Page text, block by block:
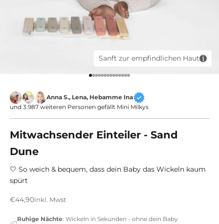
Sanft zur empfindlichen Haut
Gehe zu Element 1
Gehe zu Element 2
Gehe zu Element 3
Gehe zu Element 4
Gehe zu Element 5
Gehe zu Element 6
Gehe zu Element 7
Gehe zu Element 8
Gehe zu Element 9
Gehe zu Element 10
Gehe zu Element 11
Gehe zu Element 12
Gehe zu Element 13
Gehe zu Element 14
Anna S., Lena, Hebamme Ina
und 3.987 weiteren Personen gefällt Mini Milkys
Mitwachsender Einteiler - Sand
Dune
🤍 So weich & bequem, dass dein Baby das Wickeln kaum
spürt
Angebot
€44,90inkl. Mwst
Ruhige Nächte: Wickeln in Sekunden - ohne dein Baby